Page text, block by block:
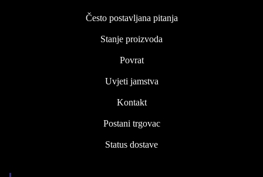
Često postavljana pitanja
Stanje proizvoda
Povrat
Uvjeti jamstva
Kontakt
Postani trgovac
Status dostave